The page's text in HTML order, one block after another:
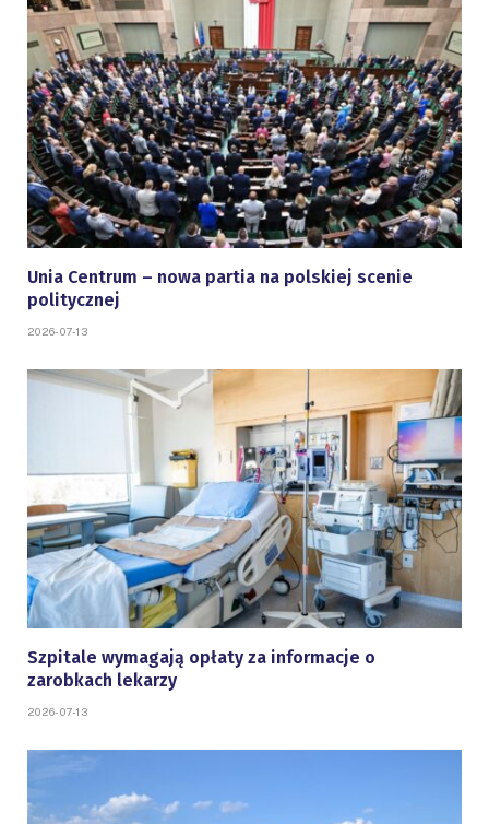
Unia Centrum – nowa partia na polskiej scenie
politycznej
2026-07-13
Szpitale wymagają opłaty za informacje o
zarobkach lekarzy
2026-07-13